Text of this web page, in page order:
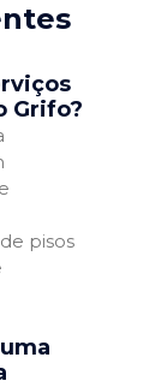
Grifo?
pisos